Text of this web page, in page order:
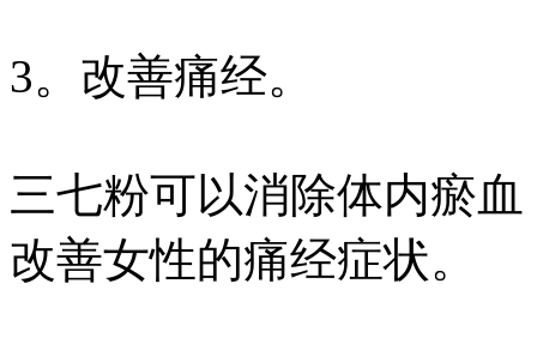
3。改善痛经。
三七粉可以消除体内瘀
改善女性的痛经症状。